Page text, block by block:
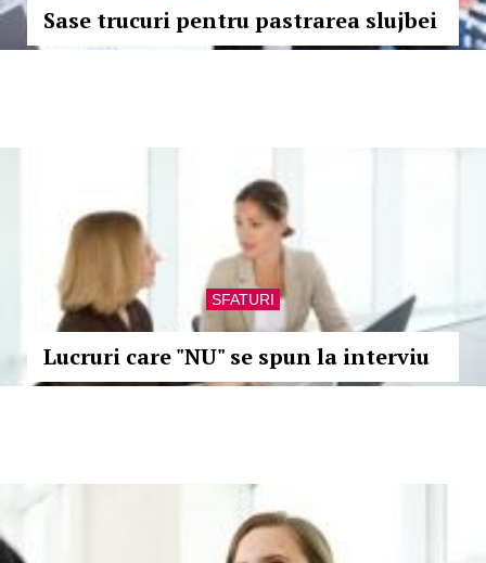
Sase trucuri pentru pastrarea slujbei
SFATURI
Lucruri care "NU" se spun la interviu